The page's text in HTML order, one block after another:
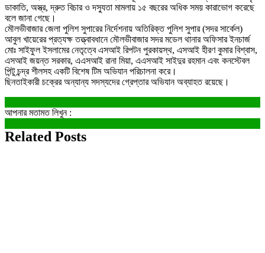
ডাকাতি, অস্ত্র, দ্রুত বিচার ও দস্যুতা মামলায় ১৫ বছরের অধিক সময় কারাভোগ করেছে
বলে জানা গেছে।
মৌলভীবাজার জেলা পুলিশ সুপারের নির্দেশনায় অতিরিক্ত পুলিশ সুপার (সদর সার্কেল)
আবুল খায়েরের প্রত্যক্ষ তত্ত্বাবধানে মৌলভীবাজার সদর মডেল থানার অফিসার ইনচার্জ
মোঃ সাইফুল ইসলামের নেতৃত্বে এসআই রিপটন পুরকায়স্থ, এসআই হীরণ কুমার বিশ্বাস,
এসআই জয়ন্ত সরকার, এএসআই রানা মিয়া, এএসআই সাইদুর রহমান এবং কনস্টেবল
পিন্টু চন্দ্র শীলসহ একটি বিশেষ টিম অভিযান পরিচালনা করে।
ছিনতাইকারী চক্রের অন্যান্য সদস্যদের গ্রেপ্তার অভিযান অব্যাহত রয়েছে।
আপনার মতামত লিখুন :
Related Posts